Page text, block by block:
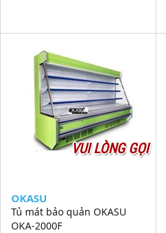
VUI LÒNG GỌI
OKASU
Tủ mát bảo quản OKASU
OKA-2000F